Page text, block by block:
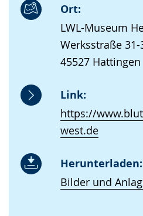
Ort:
LWL-Museum
Werksstraße 31-
45527 Hattingen
Link:
https://
west.de
Herunterladen:
Bilder und